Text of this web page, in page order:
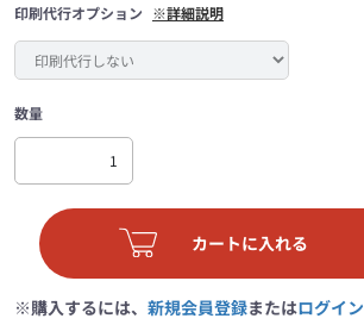
印刷代行オプション ※詳細説明
数量
カートに入れる
※購入するには、 新規会員登録またはログイン